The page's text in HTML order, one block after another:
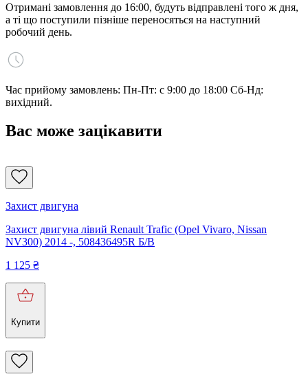
Отримані замовлення до 16:00, будуть відправлені того ж дня,
а ті що поступили пізніше переносяться на наступний
робочий день.
Час прийому замовлень: Пн-Пт: с 9:00 до 18:00 Сб-Нд:
вихідний.
Вас може зацікавити
Захист двигуна
Захист двигуна лівий Renault Trafic (Opel Vivaro, Nissan
NV300) 2014 -, 508436495R Б/В
1 125 ₴
Купити